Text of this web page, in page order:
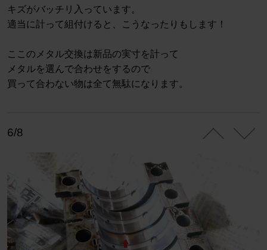
キズがバッチリ入っています。
適当に計って組付けると、こうなったりもします！
ここのメタル交換は新品の実寸を計って
メタルを選んで合わせをするので
買って合わない物は全て無駄になります。
6/8